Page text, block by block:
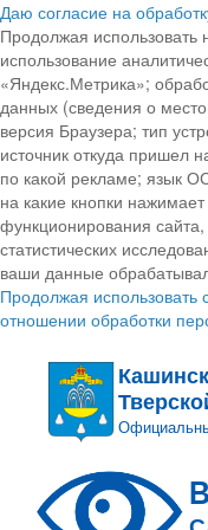
Даю согласие на
Продолжая использовать
использование
«Яндекс.Метрика»;
данных (сведения о
версия Браузера; тип
источник откуда пришел
по какой рекламе; язык
на какие кнопки
функционирования
статистических
ваши данные
Продолжая использовать
отношении обработки